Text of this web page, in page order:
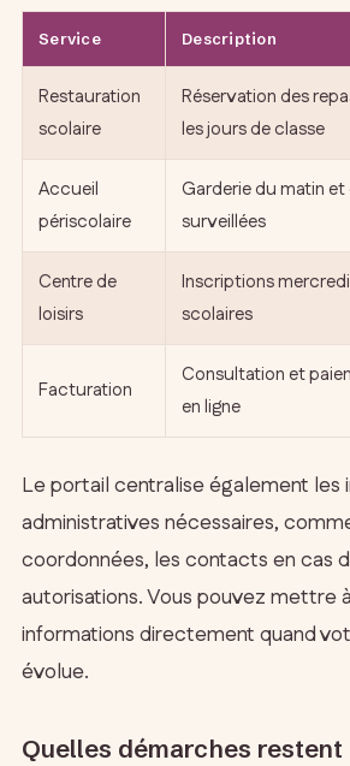
Service Description
Restauration
scolaire
Réservation des
les jours de classe
Accueil
périscolaire
Garderie du matin
surveillées
Centre de
loisirs
Inscriptions
scolaires
Facturation
Consultation et
en ligne
Le portail centralise également les
administratives nécessaires,
coordonnées, les contacts en cas
autorisations. Vous pouvez mettre
informations directement quand
évolue.
Quelles démarches restent